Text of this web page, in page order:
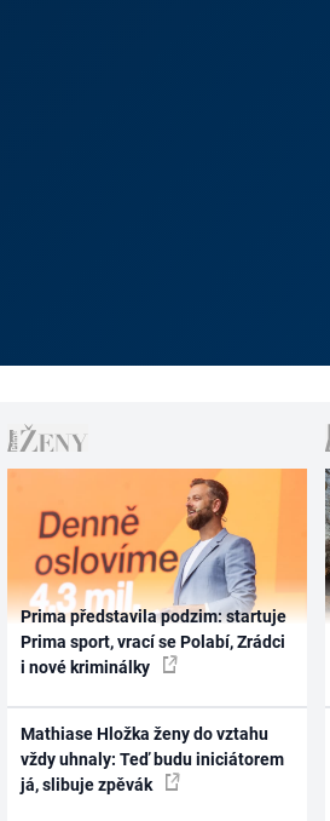
Prima představila podzim: startuje
Prima sport, vrací se Polabí, Zrádci
i nové kriminálky
Mathiase Hložka ženy do vztahu
vždy uhnaly: Teď budu iniciátorem
já, slibuje zpěvák